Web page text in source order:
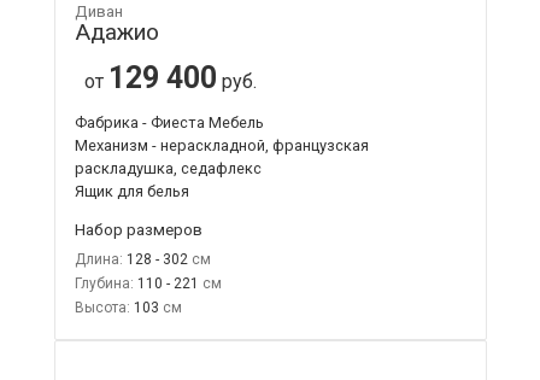
Диван
Адажио
от 129 400 руб.
Фабрика - Фиеста Мебель
Механизм - нераскладной, французская
раскладушка, седафлекс
Ящик для белья
Набор размеров
Длина: 128 - 302
Глубина: 110 - 221
Высота: 103